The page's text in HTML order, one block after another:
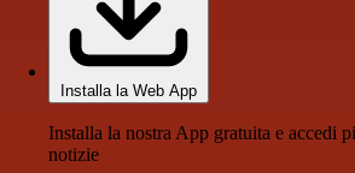
Installa la Web App
Installa la nostra App gratuita e accedi
notizie